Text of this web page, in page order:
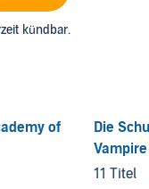
kündbar.
of
Die
11 Titel